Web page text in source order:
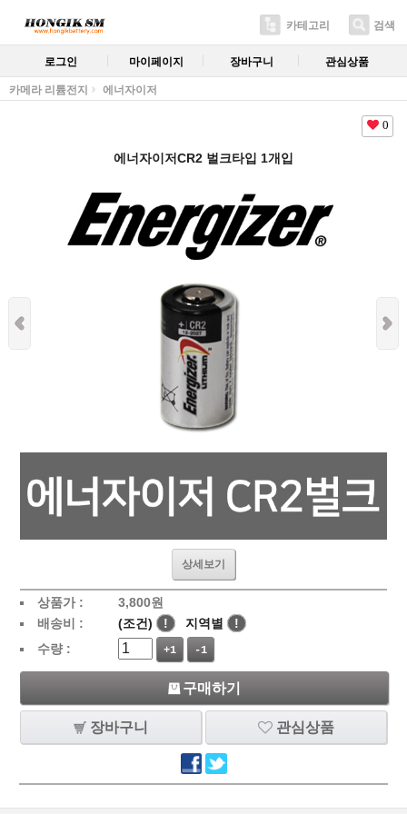
카테고리 검색
로그인 마이페이지 장바구니 관심상품
카메라 리튬전지 에너자이저
0
에너자이저CR2 벌크타입 1개입
상세보기
상품가 : 3,800원
배송비 :
(조건) ! 지역별
!
수량 :
+1 -1
구매하기
장바구니 관심상품